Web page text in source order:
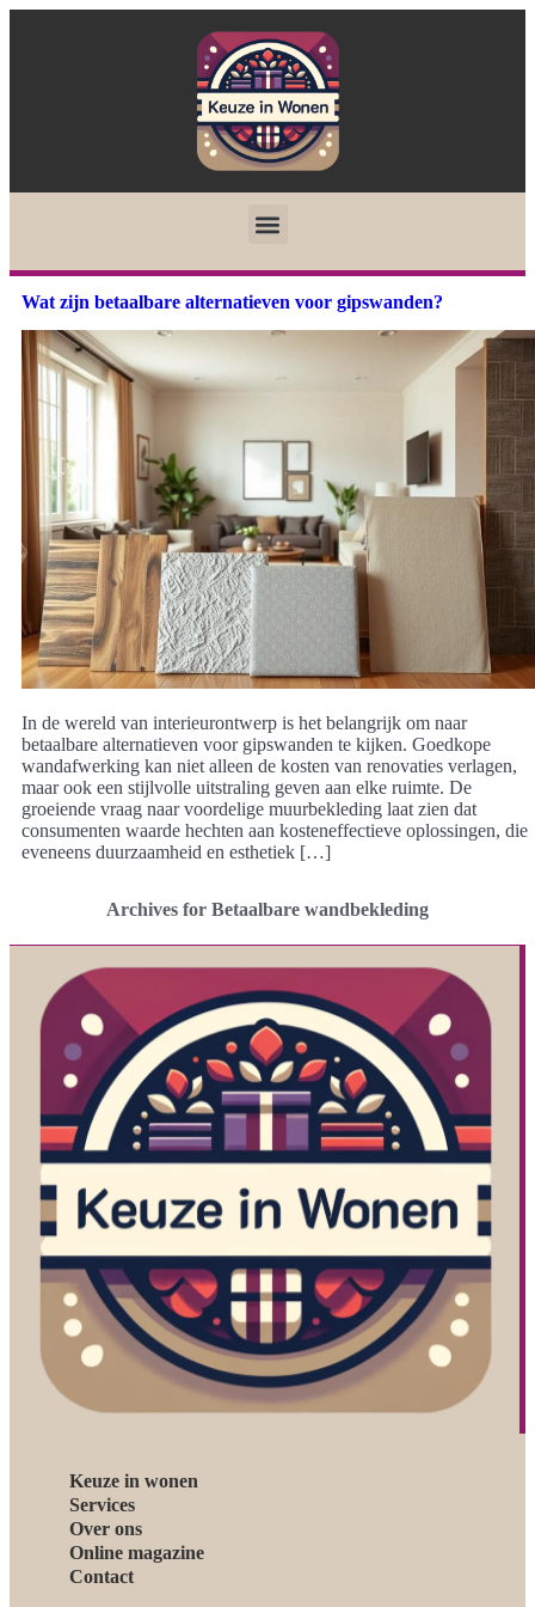
Wat zijn betaalbare alternatieven voor gipswanden?
In de wereld van interieurontwerp is het belangrijk om naar
betaalbare alternatieven voor gipswanden te kijken. Goedkope
wandafwerking kan niet alleen de kosten van renovaties verlagen,
maar ook een stijlvolle uitstraling geven aan elke ruimte. De
groeiende vraag naar voordelige muurbekleding laat zien dat
consumenten waarde hechten aan kosteneffectieve oplossingen, die
eveneens duurzaamheid en esthetiek […]
Archives for Betaalbare wandbekleding
Keuze in wonen
Services
Over ons
Online magazine
Contact